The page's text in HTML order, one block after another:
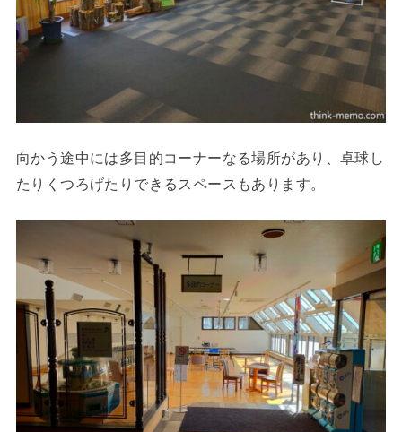
向かう途中には多目的コーナーなる場所があり、卓球し
たりくつろげたりできるスペースもあります。